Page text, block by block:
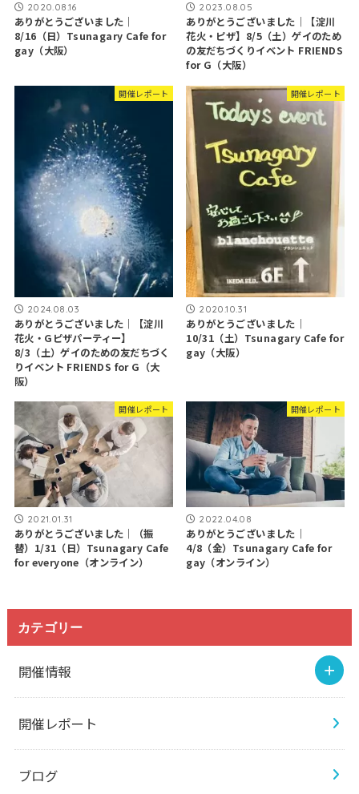
2020.08.16
ありがとうございました｜
8/16（日）Tsunagary Cafe for
gay（大阪）
2023.08.05
ありがとうございました｜【淀川
花火・ピザ】8/5（土）ゲイのため
の友だちづくりイベント FRIENDS
for G（大阪）
開催レポート
2024.08.03
ありがとうございました｜【淀川
花火・Gピザパーティー】
8/3（土）ゲイのための友だちづく
りイベント FRIENDS for G（大
阪）
開催レポート
2020.10.31
ありがとうございました｜
10/31（土）Tsunagary Cafe for
gay（大阪）
開催レポート
2021.01.31
ありがとうございました｜（振
替）1/31（日）Tsunagary Cafe
for everyone（オンライン）
開催レポート
2022.04.08
ありがとうございました｜
4/8（金）Tsunagary Cafe for
gay（オンライン）
カテゴリー
開催情報
開催レポート
ブログ